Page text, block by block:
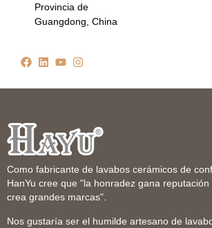
Provincia de
Guangdong, China
Como fabricante de lavabos cerámicos de
HanYu cree que "la honradez gana reputación
crea grandes marcas".
Nos gustaría ser el humilde artesano de